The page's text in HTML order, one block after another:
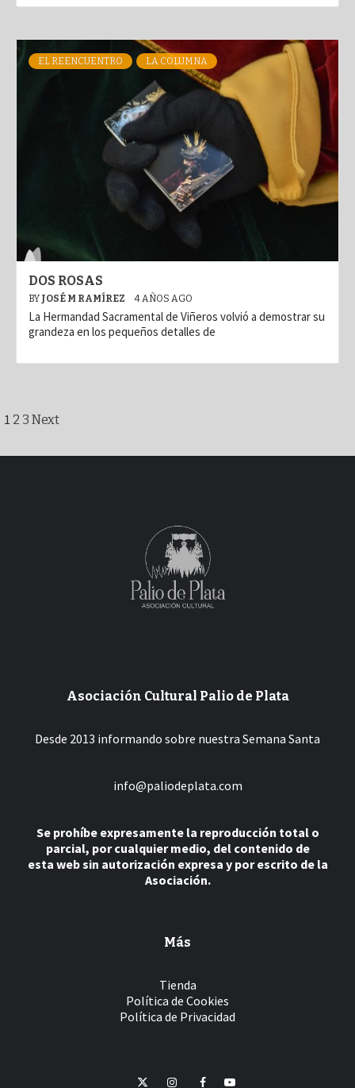
EL REENCUENTRO LA COLUMNA
DOS ROSAS
BY JOSÉ M RAMÍREZ 4 AÑOS AGO
La Hermandad Sacramental de Viñeros volvió a demostrar su
grandeza en los pequeños detalles de
Paginación
de
1 2 3 Next
Asociación Cultural Palio de Plata
Desde 2013 informando sobre nuestra Semana Santa
info@paliodeplata.com
Se prohíbe expresamente la reproducción total o
parcial, por cualquier medio, del contenido de
esta web sin autorización expresa y por escrito de la
Asociación.
Más
Tienda
Política de Cookies
Política de Privacidad
TwitterInstagramFacebookYouTube